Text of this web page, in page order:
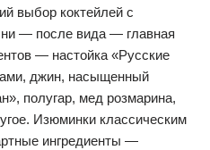
выбор коктейлей с
— после вида — главная
— настойка «Русские
джин, насыщенный
полугар, мед розмарина,
Изюминки классическим
ингредиенты —